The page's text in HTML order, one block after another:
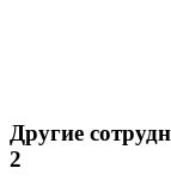
Другие
2